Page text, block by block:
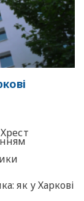
як у Харкові